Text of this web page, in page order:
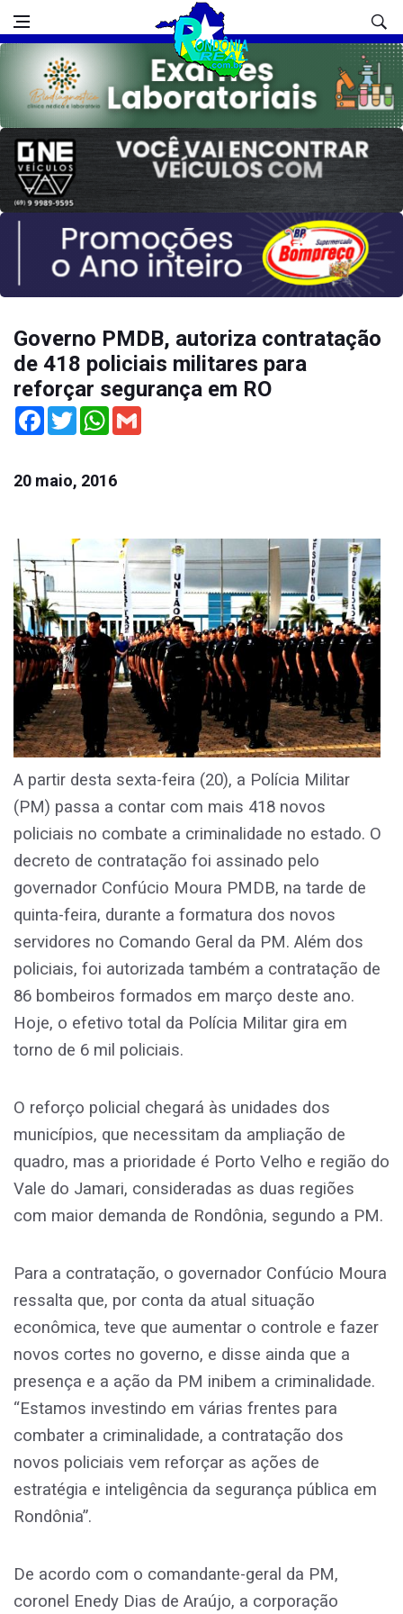
Governo PMDB, autoriza contratação
de 418 policiais militares para
reforçar segurança em RO
Facebook
TwitterWhatsApp
20 maio, 2016
A partir desta sexta-feira (20), a Polícia Militar
(PM) passa a contar com mais 418 novos
policiais no combate a criminalidade no estado. O
decreto de contratação foi assinado pelo
governador Confúcio Moura PMDB, na tarde de
quinta-feira, durante a formatura dos novos
servidores no Comando Geral da PM. Além dos
policiais, foi autorizada também a contratação de
86 bombeiros formados em março deste ano.
Hoje, o efetivo total da Polícia Militar gira em
torno de 6 mil policiais.
O reforço policial chegará às unidades dos
municípios, que necessitam da ampliação de
quadro, mas a prioridade é Porto Velho e região do
Vale do Jamari, consideradas as duas regiões
com maior demanda de Rondônia, segundo a PM.
Para a contratação, o governador Confúcio Moura
ressalta que, por conta da atual situação
econômica, teve que aumentar o controle e fazer
novos cortes no governo, e disse ainda que a
presença e a ação da PM inibem a criminalidade.
“Estamos investindo em várias frentes para
combater a criminalidade, a contratação dos
novos policiais vem reforçar as ações de
estratégia e inteligência da segurança pública em
Rondônia”.
De acordo com o comandante-geral da PM,
coronel Enedy Dias de Araújo, a corporação